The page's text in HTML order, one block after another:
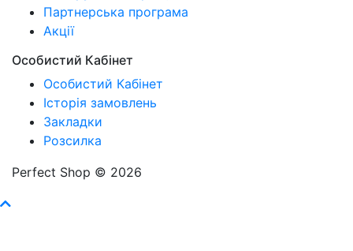
Партнерська програма
Акції
Особистий Кабінет
Особистий Кабінет
Історія замовлень
Закладки
Розсилка
Perfect Shop © 2026